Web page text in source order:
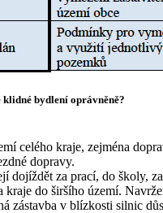
klidné bydlení oprávněně?
celého kraje, zejména
dopravy.
dojíždět za prací, do
do širšího území.
zástavba v blízkosti silnic